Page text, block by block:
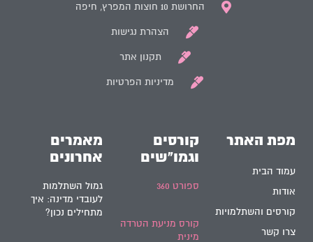
החרושת 10 חוצות המפרץ, חיפה
הצהרת נגישות
תקנון אתר
מדיניות הפרטיות
מפת האתר
עמוד הבית
אודות
קורסים והשתלמויות
צרו קשר
קורסים
וגמו"שים
ספורט 360
קורס מניעת הטרדה
מינית
מאמרים
אחרונים
גמול השתלמות
לעובדי מדינה: איך
מתחילים נכון?